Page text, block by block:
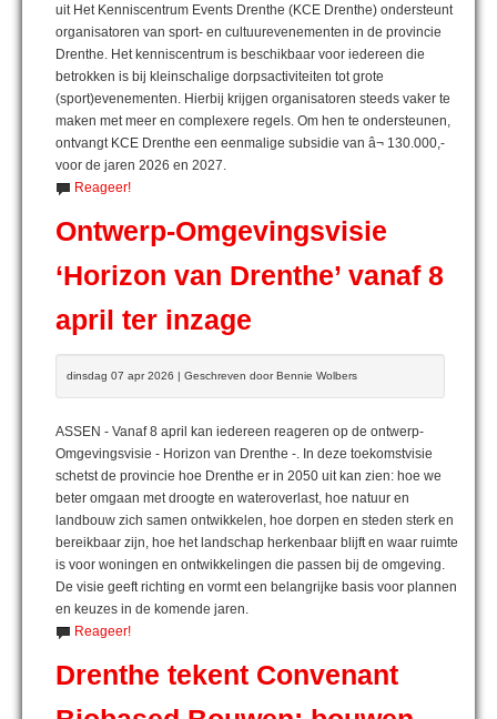
uit Het Kenniscentrum Events Drenthe (KCE Drenthe) ondersteunt
organisatoren van sport- en cultuurevenementen in de provincie
Drenthe. Het kenniscentrum is beschikbaar voor iedereen die
betrokken is bij kleinschalige dorpsactiviteiten tot grote
(sport)evenementen. Hierbij krijgen organisatoren steeds vaker te
maken met meer en complexere regels. Om hen te ondersteunen,
ontvangt KCE Drenthe een eenmalige subsidie van â¬ 130.000,-
voor de jaren 2026 en 2027.
Reageer!
Ontwerp-Omgevingsvisie
‘Horizon van Drenthe’ vanaf 8
april ter inzage
dinsdag 07 apr 2026 | Geschreven door Bennie Wolbers
ASSEN - Vanaf 8 april kan iedereen reageren op de ontwerp-
Omgevingsvisie - Horizon van Drenthe -. In deze toekomstvisie
schetst de provincie hoe Drenthe er in 2050 uit kan zien: hoe we
beter omgaan met droogte en wateroverlast, hoe natuur en
landbouw zich samen ontwikkelen, hoe dorpen en steden sterk en
bereikbaar zijn, hoe het landschap herkenbaar blijft en waar ruimte
is voor woningen en ontwikkelingen die passen bij de omgeving.
De visie geeft richting en vormt een belangrijke basis voor plannen
en keuzes in de komende jaren.
Reageer!
Drenthe tekent Convenant